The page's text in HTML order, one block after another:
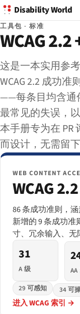
Disability World
工具包 · 标准
WCAG
这是一本实用参
WCAG 2.2 成功准
——每条目均含通
最常见的失误，
本手册专为在 PR
而设计，无需留
WEB CONTENT
WCAG 2.2
86 条成功准则，
新增的 9 条成功
寸、冗余输入、无
31
A 级
29 可感知
34 可
进入 WCAG 索引 →